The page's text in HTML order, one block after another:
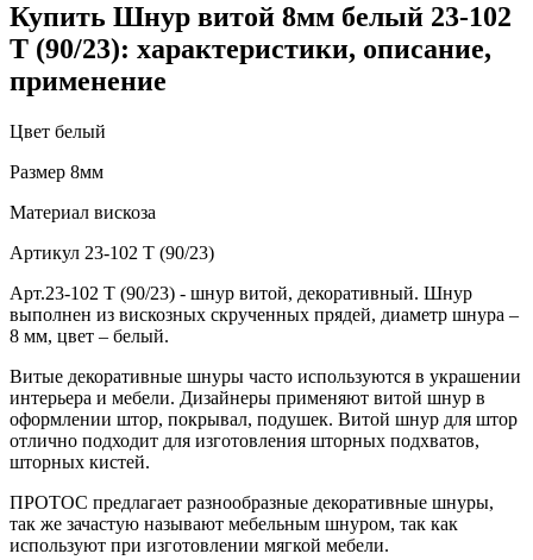
Купить Шнур витой 8мм белый 23-102
T (90/23): характеристики, описание,
применение
Цвет белый
Размер 8мм
Материал вискоза
Артикул 23-102 T (90/23)
Арт.23-102 T (90/23) - шнур витой, декоративный. Шнур
выполнен из вискозных скрученных прядей, диаметр шнура –
8 мм, цвет – белый.
Витые декоративные шнуры часто используются в украшении
интерьера и мебели. Дизайнеры применяют витой шнур в
оформлении штор, покрывал, подушек. Витой шнур для штор
отлично подходит для изготовления шторных подхватов,
шторных кистей.
ПРОТОС предлагает разнообразные декоративные шнуры,
так же зачастую называют мебельным шнуром, так как
используют при изготовлении мягкой мебели.